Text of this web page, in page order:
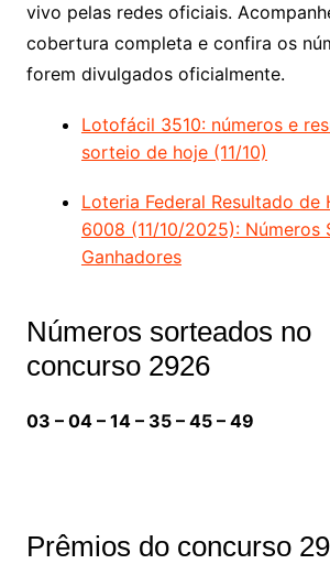
vivo pelas redes oficiais.
cobertura completa e confira os
forem divulgados oficialmente.
Lotofácil 3510: números e
sorteio de hoje (11/10)
Loteria Federal Resultado de
6008 (11/10/2025): Números
Ganhadores
Números sorteados no
concurso 2926
03 – 04 – 14 – 35 – 45 – 49
Prêmios do concurso